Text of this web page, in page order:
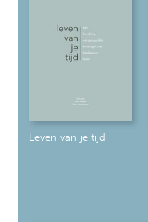
Leven van je tijd